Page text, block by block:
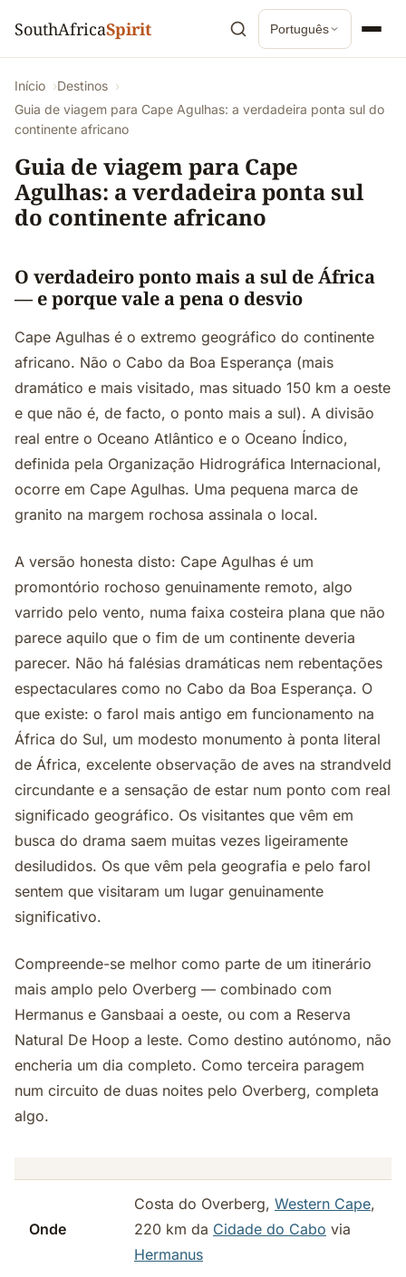
SouthAfricaSpirit Português
Início
Destinos
Guia de viagem para Cape Agulhas: a verdadeira ponta sul do
continente africano
Guia de viagem para Cape
Agulhas: a verdadeira ponta sul
do continente africano
O verdadeiro ponto mais a sul de África
— e porque vale a pena o desvio
Cape Agulhas é o extremo geográfico do continente
africano. Não o Cabo da Boa Esperança (mais
dramático e mais visitado, mas situado 150 km a oeste
e que não é, de facto, o ponto mais a sul). A divisão
real entre o Oceano Atlântico e o Oceano Índico,
definida pela Organização Hidrográfica Internacional,
ocorre em Cape Agulhas. Uma pequena marca de
granito na margem rochosa assinala o local.
A versão honesta disto: Cape Agulhas é um
promontório rochoso genuinamente remoto, algo
varrido pelo vento, numa faixa costeira plana que não
parece aquilo que o fim de um continente deveria
parecer. Não há falésias dramáticas nem rebentações
espectaculares como no Cabo da Boa Esperança. O
que existe: o farol mais antigo em funcionamento na
África do Sul, um modesto monumento à ponta literal
de África, excelente observação de aves na strandveld
circundante e a sensação de estar num ponto com real
significado geográfico. Os visitantes que vêm em
busca do drama saem muitas vezes ligeiramente
desiludidos. Os que vêm pela geografia e pelo farol
sentem que visitaram um lugar genuinamente
significativo.
Compreende-se melhor como parte de um itinerário
mais amplo pelo Overberg — combinado com
Hermanus e Gansbaai a oeste, ou com a Reserva
Natural De Hoop a leste. Como destino autónomo, não
encheria um dia completo. Como terceira paragem
num circuito de duas noites pelo Overberg, completa
algo.
Onde
Costa do Overberg, Western Cape,
220 km da Cidade do Cabo via
Hermanus